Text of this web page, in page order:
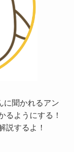
に聞かれるアン
るようにする！
説するよ！